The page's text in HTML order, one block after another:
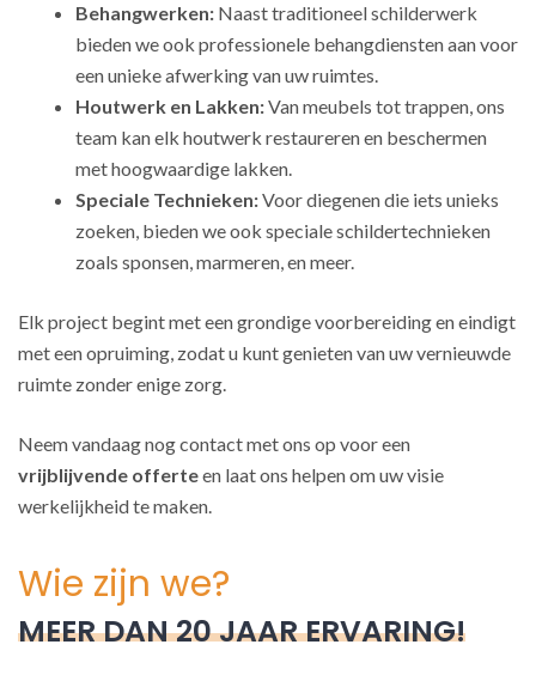
Behangwerken: Naast traditioneel schilderwerk
bieden we ook professionele behangdiensten aan voor
een unieke afwerking van uw ruimtes.
Houtwerk en Lakken:Van meubels tot trappen, ons
team kan elk houtwerk restaureren en beschermen
met hoogwaardige lakken.
Speciale Technieken:Voor diegenen die iets unieks
zoeken, bieden we ook speciale schildertechnieken
zoals sponsen, marmeren, en meer.
Elk project begint met een grondige voorbereiding en eindigt
met een opruiming, zodat u kunt genieten van uw vernieuwde
ruimte zonder enige zorg.
Neem vandaag nog contact met ons op voor een
vrijblijvende offerteen laat ons helpen om uw visie
werkelijkheid te maken.
Wie zijn we?
MEER DAN 20 JAAR ERVARING!